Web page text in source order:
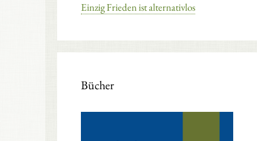
Einzig Frieden ist alternativlos
Bücher